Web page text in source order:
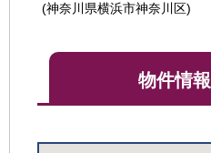
(神奈川県横浜市神奈川区)
物件情報